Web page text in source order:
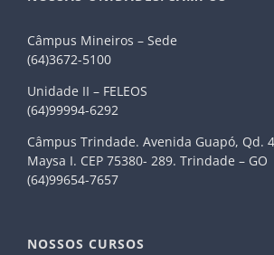
Câmpus Mineiros – Sede
(64)3672-5100
Unidade II – FELEOS
(64)99994-6292
Câmpus Trindade. Avenida Guapó, Qd.
Maysa I. CEP 75380- 289. Trindade – GO
(64)99654-7657
NOSSOS CURSOS